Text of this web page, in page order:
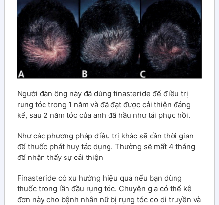
Người đàn ông này đã dùng finasteride để điều trị
rụng tóc trong 1 năm và đã đạt được cải thiện đáng
kể, sau 2 năm tóc của anh đã hầu như tái phục hồi.
Như các phương pháp điều trị khác sẽ cần thời gian
để thuốc phát huy tác dụng. Thường sẽ mất 4 tháng
để nhận thấy sự cải thiện
Finasteride có xu hướng hiệu quả nếu bạn dùng
thuốc trong lần đầu rụng tóc. Chuyên gia có thể kê
đơn này cho bệnh nhân nữ bị rụng tóc do di truyền và